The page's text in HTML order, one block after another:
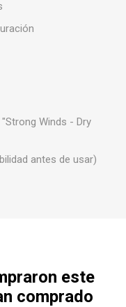
"Strong Winds - Dry
antes de usar)
este
comprado